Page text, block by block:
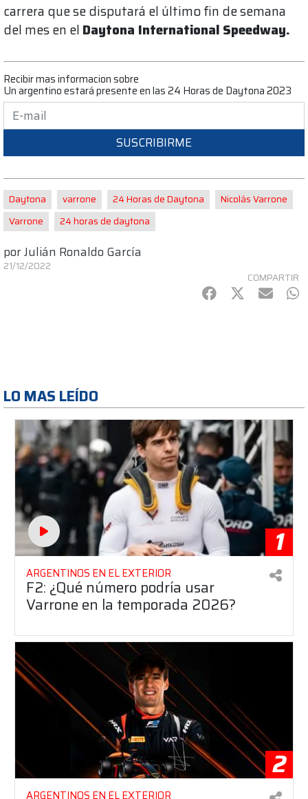
carrera que se disputará el último fin de semana
del mes en el Daytona International Speedway.
Recibir mas informacion sobre
Un argentino estará presente en las 24 Horas de Daytona 2023
SUSCRIBIRME
Daytona varrone 24 Horas de Daytona
Nicolás Varrone
Varrone
24 horas de daytona
porJulián Ronaldo García
21/12/2022
COMPARTIR
Facebook
Twitter
mail
LO MAS LEÍDO
1
ARGENTINOS EN EL EXTERIOR
F2: ¿Qué número podría usar
Varrone en la temporada 2026?
2
ARGENTINOS EN EL EXTERIOR